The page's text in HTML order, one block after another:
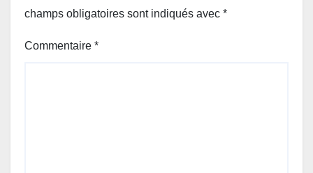
champs obligatoires sont indiqués avec *
Commentaire *